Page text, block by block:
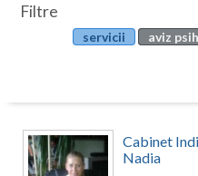
Botosani
Bucuresti
Buzau
Articole
Evenimente
Filtre
servicii
aviz
Cabinet
Nadia